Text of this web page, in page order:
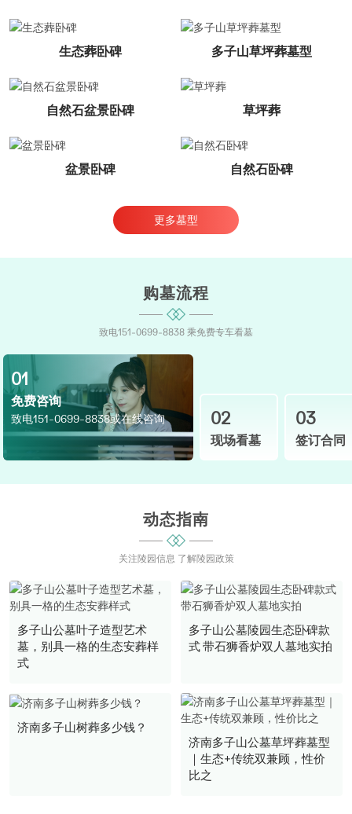
动态指南
关注陵园信息 了解陵园政策
多子山公墓叶子造型艺术
墓，别具一格的生态安葬样
式
多子山公墓陵园生态卧碑款
式 带石狮香炉双人墓地实拍
济南多子山树葬多少钱？
济南多子山公墓草坪葬墓型
｜生态+传统双兼顾，性价
比之
生态葬卧碑 多子山草坪葬墓型
自然石盆景卧碑 草坪葬
盆景卧碑 自然石卧碑
更多墓型
购墓流程
致电151-0699-8838 乘免费专车看墓
01
免费咨询
致电151-0699-8838或在线咨询 02
现场看墓
03
签订合同